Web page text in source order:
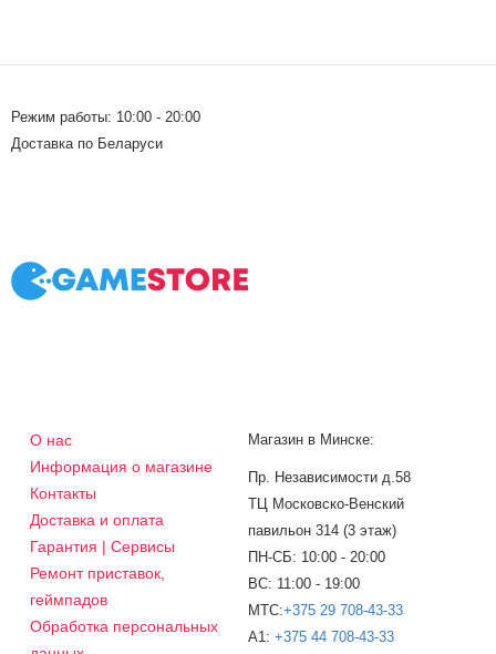
Режим работы: 10:00 - 20:00
Доставка по Беларуси
О нас
Информация о магазине
Контакты
Доставка и оплата
Гарантия | Сервисы
Ремонт приставок,
геймпадов
Обработка персональных
Магазин в Минске:
Пр. Независимости д.58
ТЦ Московско-Венский
павильон 314 (3 этаж)
ПН-СБ: 10:00 - 20:00
ВС: 11:00 - 19:00
МТС:+375 29 708-43-33
A1: +375 44 708-43-33